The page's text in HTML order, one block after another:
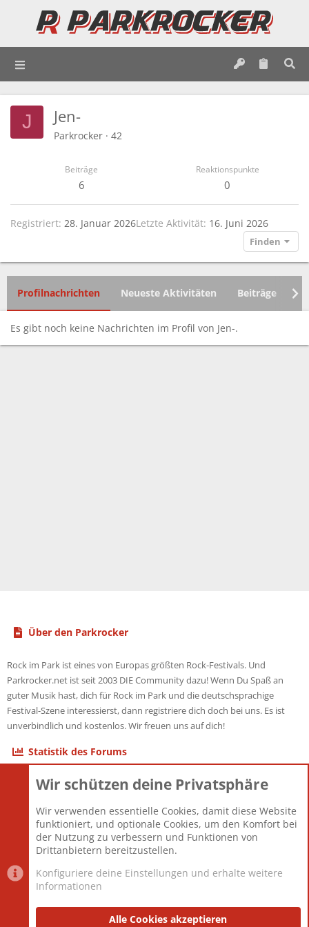
J Jen-
Parkrocker · 42
Beiträge
6
Reaktionspunkte
0
Registriert 28. Januar 2026Letzte Aktivität 16. Juni 2026
Finden
Profilnachrichten Neueste Aktivitäten Beiträge
Es gibt noch keine Nachrichten im Profil von Jen-.
Über den Parkrocker
Rock im Park ist eines von Europas größten Rock-Festivals. Und
Parkrocker.net ist seit 2003 DIE Community dazu! Wenn Du Spaß an
guter Musik hast, dich für Rock im Park und die deutschsprachige
Festival-Szene interessierst, dann registriere dich doch bei uns. Es ist
unverbindlich und kostenlos. Wir freuen uns auf dich!
Statistik des Forums
Themen
Mitglieder
12.425
Neuestes Mitglied
Toddster85
Datenschutzerklärung Impressum
Wir schützen deine Privatsphäre
Wir verwenden essentielle Cookies, damit diese Website
funktioniert, und optionale Cookies, um den Komfort bei
der Nutzung zu verbessern und Funktionen von
Drittanbietern bereitzustellen.
Konfiguriere deine Einstellungen und erhalte weitere
Informationen
Alle Cookies akzeptieren